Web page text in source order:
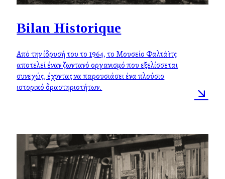
Bilan Historique
Από την ίδρυσή του το 1964, το Μουσείο Φαλτάϊτς
αποτελεί έναν ζωντανό οργανισμό που εξελίσσεται
συνεχώς, έχοντας να παρουσιάσει ένα πλούσιο
ιστορικό δραστηριοτήτων.